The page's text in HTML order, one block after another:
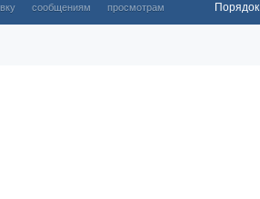
сообщениям просмотрам Порядок